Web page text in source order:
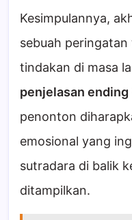
Kesimpulannya,
sebuah
tindakan di masa
penjelasan ending
penonton
emosional yang
sutradara di balik
ditampilkan.